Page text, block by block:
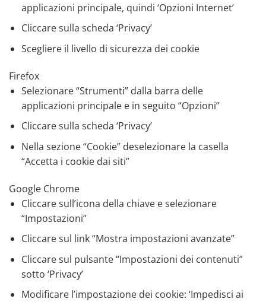
applicazioni principale, quindi ‘Opzioni Internet’
Cliccare sulla scheda ‘Privacy’
Scegliere il livello di sicurezza dei cookie
Firefox
Selezionare “Strumenti” dalla barra delle
applicazioni principale e in seguito “Opzioni”
Cliccare sulla scheda ‘Privacy’
Nella sezione “Cookie” deselezionare la casella
“Accetta i cookie dai siti”
Google Chrome
Cliccare sull’icona della chiave e selezionare
“Impostazioni”
Cliccare sul link “Mostra impostazioni avanzate”
Cliccare sul pulsante “Impostazioni dei contenuti”
sotto ‘Privacy’
Modificare l’impostazione dei cookie: ‘Impedisci ai